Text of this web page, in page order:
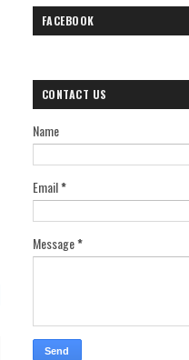
FACEBOOK
CONTACT US
Name
Email*
Message*